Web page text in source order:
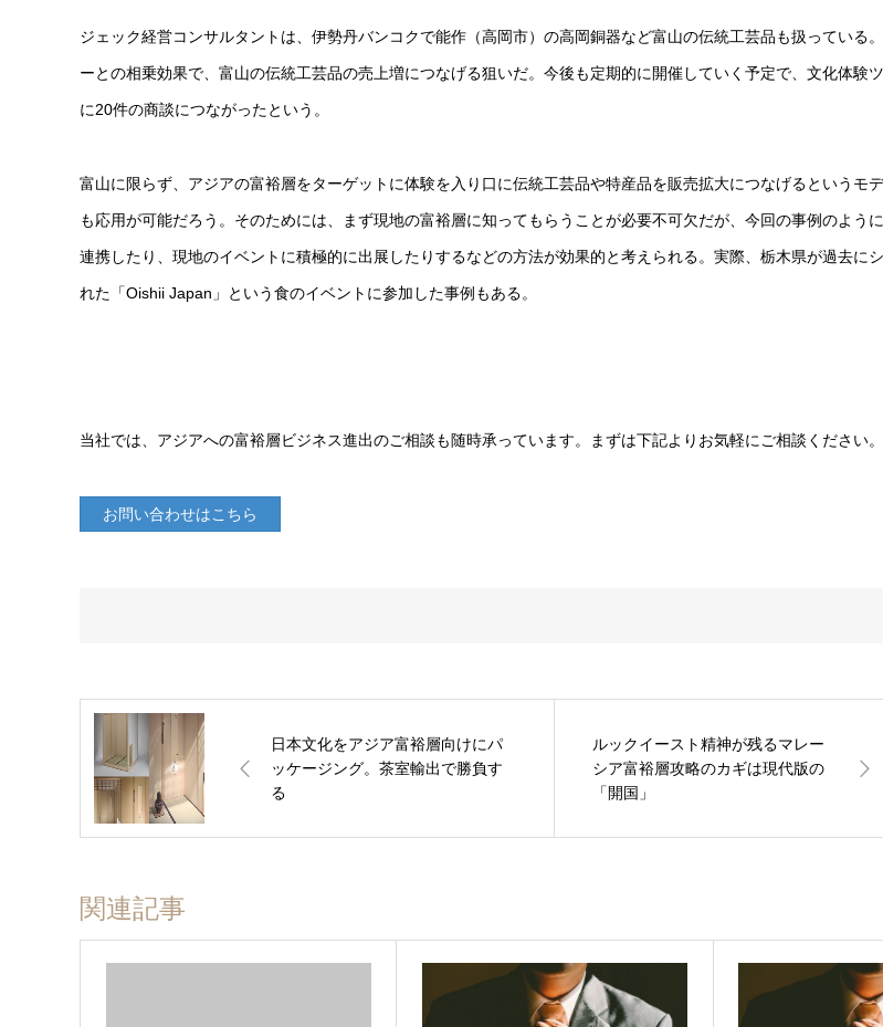
ジェック経営コンサルタントは、伊勢丹バンコクで能作（高岡市）の高岡銅器など富山の伝統工芸品も扱っている
ーとの相乗効果で、富山の伝統工芸品の売上増につなげる狙いだ。今後も定期的に開催していく予定で、文化体験
に20件の商談につながったという。
富山に限らず、アジアの富裕層をターゲットに体験を入り口に伝統工芸品や特産品を販売拡大につなげるというモ
も応用が可能だろう。そのためには、まず現地の富裕層に知ってもらうことが必要不可欠だが、今回の事例のよう
連携したり、現地のイベントに積極的に出展したりするなどの方法が効果的と考えられる。実際、栃木県が過去に
れた「Oishii Japan」という食のイベントに参加した事例もある。
当社では、アジアへの富裕層ビジネス進出のご相談も随時承っています。まずは下記よりお気軽にご相談ください。
お問い合わせはこちら
日本文化をアジア富裕層向けにパ
ッケージング。茶室輸出で勝負す
る
ルックイースト精神が残るマレー
シア富裕層攻略のカギは現代版の
「開国」
関連記事